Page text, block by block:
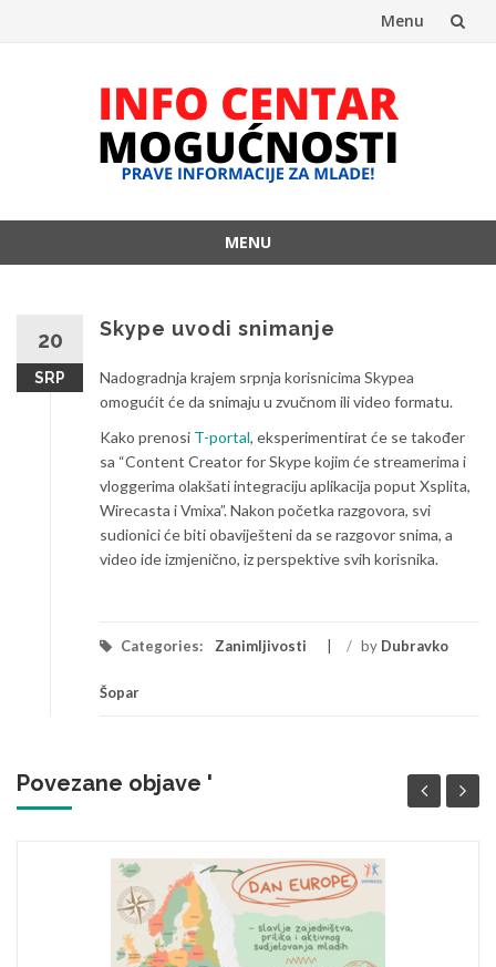
Menu
MENU
20
SRP
Skype uvodi snimanje
Nadogradnja krajem srpnja korisnicima Skypea
omogućit će da snimaju u zvučnom ili video formatu.
Kako prenosi T-portal, eksperimentirat će se također
sa “Content Creator for Skype kojim će streamerima i
vloggerima olakšati integraciju aplikacija poput Xsplita,
Wirecasta i Vmixa”. Nakon početka razgovora, svi
sudionici će biti obaviješteni da se razgovor snima, a
video ide izmjenično, iz perspektive svih korisnika.
Categories: Zanimljivosti / by Dubravko
Šopar
Povezane objave '